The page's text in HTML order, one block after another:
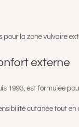
la zone vulvaire
externe
1993, est formulée
cutanée tout